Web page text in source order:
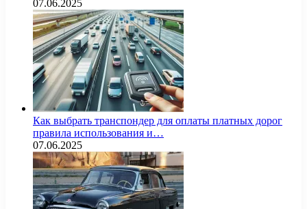
07.06.2025
Как выбрать транспондер для оплаты платных дорог
правила использования и…
07.06.2025